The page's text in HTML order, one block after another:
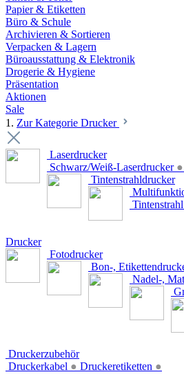
Papier & Etiketten
Büro & Schule
Archivieren & Sortieren
Verpacken & Lagern
Büroausstattung & Elektronik
Drogerie & Hygiene
Präsentation
Aktionen
Sale
1. Zur Kategorie Drucker
Laserdrucker
Schwarz/Weiß-Laserdrucker ●
Tintenstrahldrucker
Tintenstrahl
Drucker
Fotodrucker
Bon-,
Nadel-,
Druckerzubehör
Druckerkabel ● Druckeretiketten ●